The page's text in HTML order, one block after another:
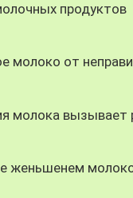
продуктов
молоко от
молока вызывает
женьшенем